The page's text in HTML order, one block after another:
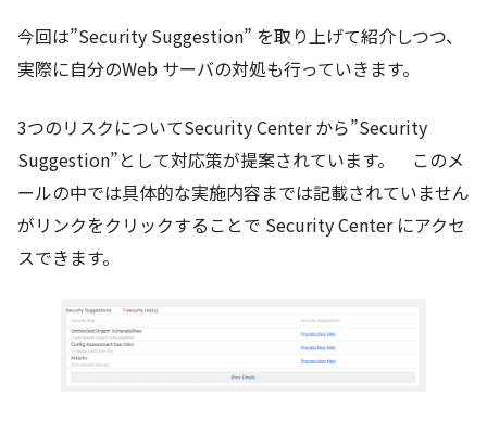
今回は”Security Suggestion” を取り上げて紹介しつつ、
実際に自分のWeb サーバの対処も行っていきます。
3つのリスクについてSecurity Center から”Security
Suggestion”として対応策が提案されています。 このメ
ールの中では具体的な実施内容までは記載されていません
がリンクをクリックすることで Security Center にアクセ
スできます。